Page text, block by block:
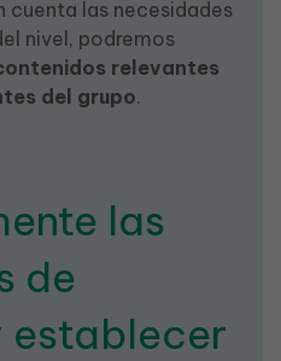
cuenta las necesidades
nivel, podremos
relevantes
del grupo.
las
de
establecer